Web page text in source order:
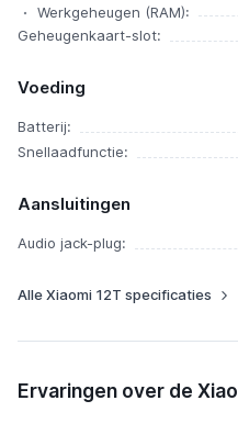
Werkgeheugen (RAM):
Geheugenkaart-slot:
Voeding
Batterij:
Snellaadfunctie:
Aansluitingen
Audio jack-plug:
Alle Xiaomi 12T specificaties
Ervaringen over de